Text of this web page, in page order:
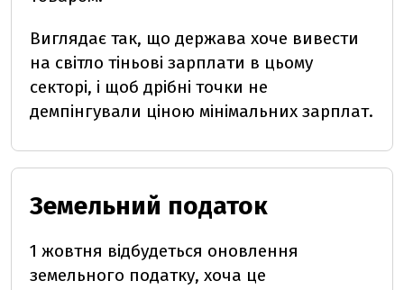
Виглядає так, що держава хоче вивести
на світло тіньові зарплати в цьому
секторі, і щоб дрібні точки не
демпінгували ціною мінімальних зарплат.
Земельний податок
1 жовтня відбудеться оновлення
земельного податку, хоча це